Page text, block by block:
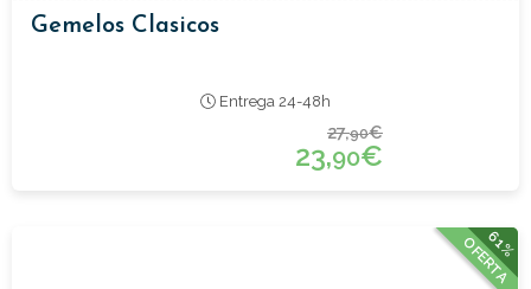
Gemelos Clasicos
Entrega 24-48h
27,90€
23,90€
61%
OFERTA